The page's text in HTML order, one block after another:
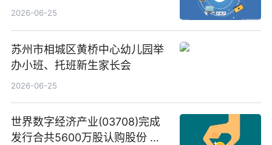
C料价格微幅下跌
2026-06-25
苏州市相城区黄桥中心幼儿园举
办小班、托班新生家长会
2026-06-25
世界数字经济产业(03708)完成
发行合共5600万股认购股份 净